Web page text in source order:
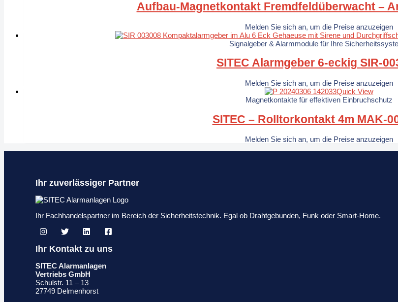
Aufbau-Magnetkontakt Fremdfeldüberwacht –
Melden Sie sich an, um die Preise anzuzeigen
Signalgeber & Alarmmodule für Ihre
SITEC Alarmgeber 6-eckig SIR-
Melden Sie sich an, um die Preise anzuzeigen
Quick View
Magnetkontakte für effektiven Einbruchschutz
SITEC – Rolltorkontakt 4m MAK-
Melden Sie sich an, um die Preise anzuzeigen
Ihr zuverlässiger Partner
Ihr Fachhandelspartner im Bereich der Sicherheitstechnik. Egal ob Drahtgebunden, Funk oder Smart-Home.
Ihr Kontakt zu uns
SITEC Alarmanlagen
Vertriebs GmbH
Schulstr. 11 – 13
27749 Delmenhorst